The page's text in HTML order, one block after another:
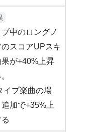
中のロングノ
のスコアUPスキ
果が+40%上昇
イプ楽曲の場
加で+35%上